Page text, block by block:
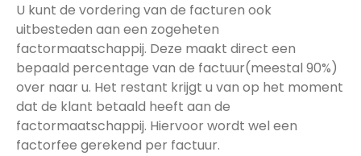
U kunt de vordering van de facturen ook
uitbesteden aan een zogeheten
factormaatschappij. Deze maakt direct een
bepaald percentage van de factuur(meestal 90%)
over naar u. Het restant krijgt u van op het moment
dat de klant betaald heeft aan de
factormaatschappij. Hiervoor wordt wel een
factorfee gerekend per factuur.